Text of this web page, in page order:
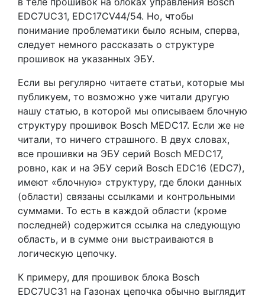
EDC7UC31, EDC17CV44/54. Но, чтобы
понимание проблематики было ясным, сперва,
следует немного рассказать о структуре
прошивок на указанных ЭБУ.
Если вы регулярно читаете статьи, которые мы
публикуем, то возможно уже читали другую
нашу статью, в которой мы описываем блочную
структуру прошивок Bosch MEDC17. Если же не
читали, то ничего страшного. В двух словах,
все прошивки на ЭБУ серий Bosch MEDC17,
ровно, как и на ЭБУ серий Bosch EDC16 (EDC7),
имеют «блочную» структуру, где блоки данных
(области) связаны ссылками и контрольными
суммами. То есть в каждой области (кроме
последней) содержится ссылка на следующую
область, и в сумме они выстраиваются в
логическую цепочку.
К примеру, для прошивок блока Bosch
EDC7UC31 на Газонах цепочка обычно выглядит